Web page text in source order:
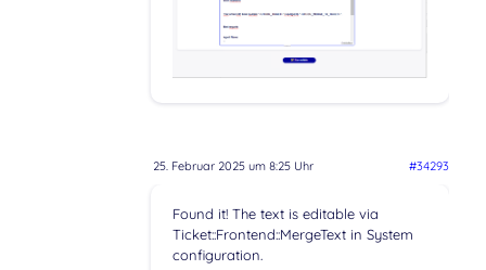
25. Februar 2025 um 8:25 Uhr #34293
Found it! The text is editable via
Ticket::Frontend::MergeText in System
configuration.